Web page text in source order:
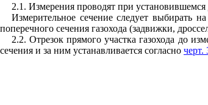
2.1. Измерения проводят при
Измерительное сечение следует выбирать
поперечного сечения газохода (задвижки,
2.2. Отрезок прямого участка газохода до
сечения и за ним устанавливается согласно черт.